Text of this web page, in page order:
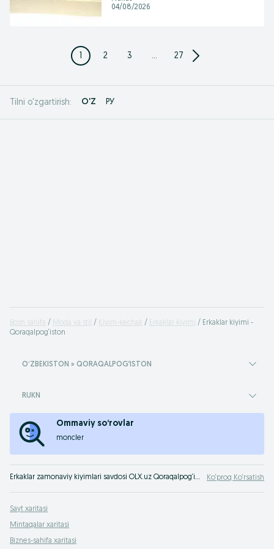
04/08/2026
1 2 3 ... 27
Tilni o'zgartirish: O'Z РУ
Bosh sahifa Moda va stil Kiyim-kechak Erkaklar kiyimi
Erkaklar kiyimi -
Qoraqalpog‘iston
OʻZBEKISTON » QORAQALPOG‘ISTON
RUKN
Ommaviy so‘rovlar
moncler
Erkaklar zamonaviy kiyimlari savdosi OLX.uz Qoraqalpog‘iston e‘lonlar taxtasida. Erkaklar zamonaviy kiyimini eng yaxshi narxlarda OLXda (avvalgi Torg) xarid qiling! Ko‘proq Ko‘rsatish
Sayt xaritasi
Mintaqalar xaritasi
Biznes-sahifa xaritasi